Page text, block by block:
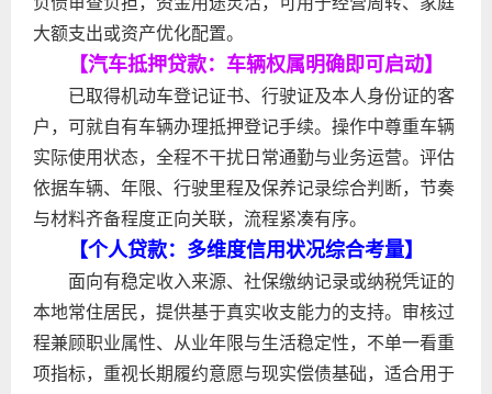
大额支出或资产优化配置。
【汽车抵押贷款：车辆权属明确即可启动】
已取得机动车登记证书、行驶证及本人身份证的客
户，可就自有车辆办理抵押登记手续。操作中尊重车辆
实际使用状态，全程不干扰日常通勤与业务运营。评估
依据车辆、年限、行驶里程及保养记录综合判断，节奏
与材料齐备程度正向关联，流程紧凑有序。
【个人贷款：多维度信用状况综合考量】
面向有稳定收入来源、社保缴纳记录或纳税凭证的
本地常住居民，提供基于真实收支能力的支持。审核过
程兼顾职业属性、从业年限与生活稳定性，不单一看重
项指标，重视长期履约意愿与现实偿债基础，适合用于